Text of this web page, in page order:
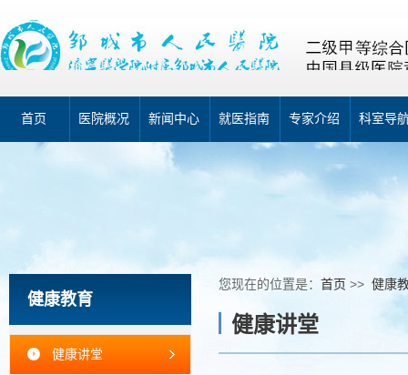
首页 医院概况 新闻中心 就医指南 专家介绍 科室导
健康教育
健康讲堂
您现在的位置是： 首页 >> 健康
健康讲堂